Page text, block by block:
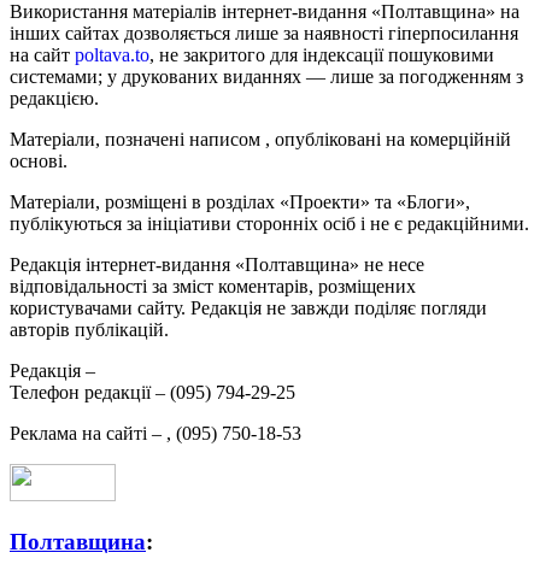
Використання матеріалів інтернет-видання «Полтавщина» на
інших сайтах дозволяється лише за наявності гіперпосилання
на сайт poltava.to, не закритого для індексації пошуковими
системами; у друкованих виданнях — лише за погодженням з
редакцією.
Матеріали, позначені написом , опубліковані на комерційній
основі.
Матеріали, розміщені в розділах «Проекти» та «Блоги»,
публікуються за ініціативи сторонніх осіб і не є редакційними.
Редакція інтернет-видання «Полтавщина» не несе
відповідальності за зміст коментарів, розміщених
користувачами сайту. Редакція не завжди поділяє погляди
авторів публікацій.
Редакція –
Телефон редакції – (095) 794-29-25
Реклама на сайті – , (095) 750-18-53
Полтавщина: